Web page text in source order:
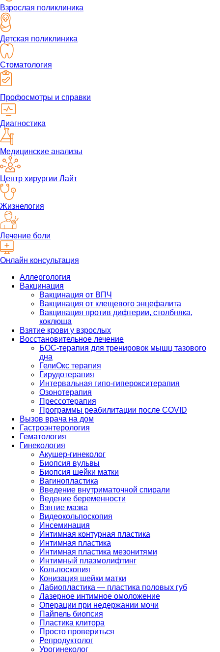
Взрослая поликлиника
Детская поликлиника
Стоматология
Профосмотры и справки
Диагностика
Медицинские анализы
Центр хирургии Лайт
Жизнелогия
Лечение боли
Онлайн консультация
Аллергология
Вакцинация
Вакцинация от ВПЧ
Вакцинация от клещевого энцефалита
Вакцинация против дифтерии, столбняка,
коклюша
Взятие крови у взрослых
Восстановительное лечение
БОС-терапия для тренировок мышц тазового
дна
ГелиОкс терапия
Гирудотерапия
Интервальная гипо-гиперокситерапия
Озонотерапия
Прессотерапия
Программы реабилитации после СOVID
Вызов врача на дом
Гастроэнтерология
Гематология
Гинекология
Акушер-гинеколог
Биопсия вульвы
Биопсия шейки матки
Вагинопластика
Введение внутриматочной спирали
Ведение беременности
Взятие мазка
Видеокольпоскопия
Инсеминация
Интимная контурная пластика
Интимная пластика
Интимная пластика мезонитями
Интимный плазмолифтинг
Кольпоскопия
Конизация шейки матки
Лабиопластика — пластика половых губ
Лазерное интимное омоложение
Операции при недержании мочи
Пайпель биопсия
Пластика клитора
Просто провериться
Репродуктолог
Урогинеколог